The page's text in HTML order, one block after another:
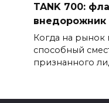
TANK 700:
внедорожник
Когда на рынок
способный
признанного